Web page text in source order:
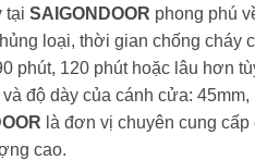
tại SAIGONDOOR phong phú
loại, thời gian chống cháy
phút, 120 phút hoặc lâu hơn
độ dày của cánh cửa: 45mm,
là đơn vị chuyên cung cấp
cao.